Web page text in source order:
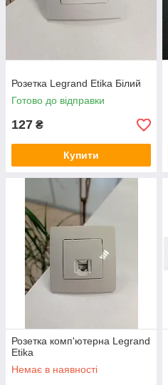
Розетка Legrand Etika Білий
Готово до відправки
127 ₴
Купити
Розетка комп'ютерна Legrand
Etika
Немає в наявності